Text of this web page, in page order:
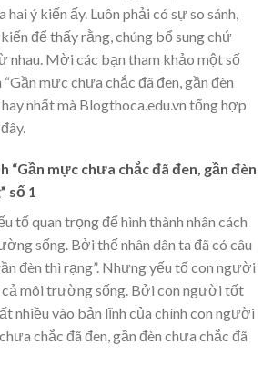
hai ý kiến ấy. Luôn phải có sự so sánh,
để thấy rằng, chúng bổ sung chứ
nhau. Mời các bạn tham khảo một số
mực chưa chắc đã đen, gần đèn
nhất mà Blogthoca.edu.vn tổng hợp
“Gần mực chưa chắc đã đen, gần đèn
số 1
tố quan trọng để hình thành nhân cách
sống. Bởi thế nhân dân ta đã có câu
đèn thì rạng”. Nhưng yếu tố con người
cả môi trường sống. Bởi con người tốt
nhiều vào bản lĩnh của chính con người
chắc đã đen, gần đèn chưa chắc đã